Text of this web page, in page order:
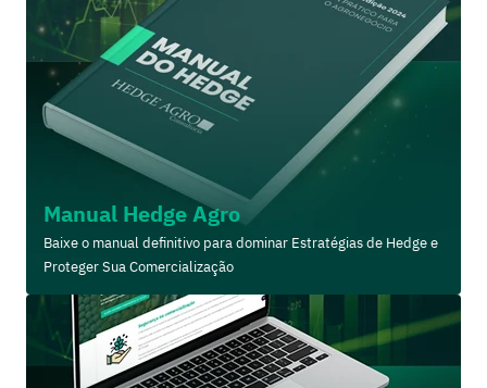
Manual Hedge Agro
Baixe o manual definitivo para dominar Estratégias de Hedge e
Proteger Sua Comercialização